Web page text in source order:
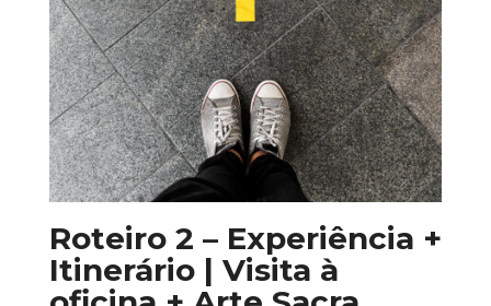
Roteiro 2 – Experiência +
Itinerário | Visita à